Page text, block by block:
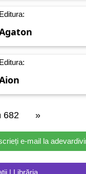
Editura:
Editura:
682 »
e-mail la
| Librăria